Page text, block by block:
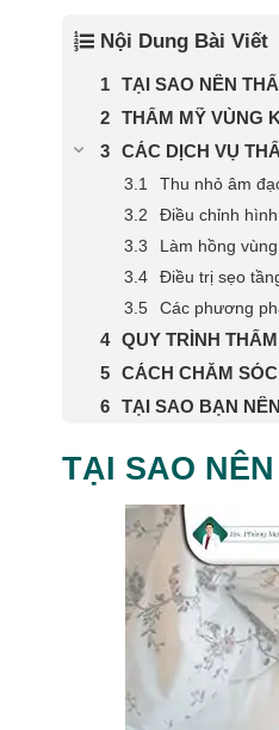
Nội Dung Bài Viết
TẠI SAO NÊN
THẨM MỸ VÙNG
CÁC DỊCH VỤ
Thu nhỏ âm
Điều chỉnh
Làm hồng
Điều trị sẹo
Các phương
QUY TRÌNH
CÁCH CHĂM
TẠI SAO BẠN
TẠI SAO